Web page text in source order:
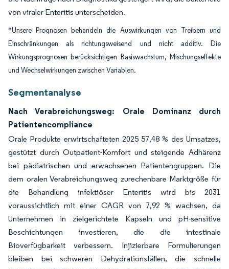
von viraler Enteritis unterscheiden.
*Unsere Prognosen behandeln die Auswirkungen von Treibern und
Einschränkungen als richtungsweisend und nicht additiv. Die
Wirkungsprognosen berücksichtigen Basiswachstum, Mischungseffekte
und Wechselwirkungen zwischen Variablen.
Segmentanalyse
Nach Verabreichungsweg: Orale Dominanz durch
Patientencompliance
Orale Produkte erwirtschafteten 2025 57,48 % des Umsatzes,
gestützt durch Outpatient-Komfort und steigende Adhärenz
bei pädiatrischen und erwachsenen Patientengruppen. Die
dem oralen Verabreichungsweg zurechenbare Marktgröße für
die Behandlung infektiöser Enteritis wird bis 2031
voraussichtlich mit einer CAGR von 7,92 % wachsen, da
Unternehmen in zielgerichtete Kapseln und pH-sensitive
Beschichtungen investieren, die die intestinale
Bioverfügbarkeit verbessern. Injizierbare Formulierungen
bleiben bei schweren Dehydrationsfällen, die schnelle